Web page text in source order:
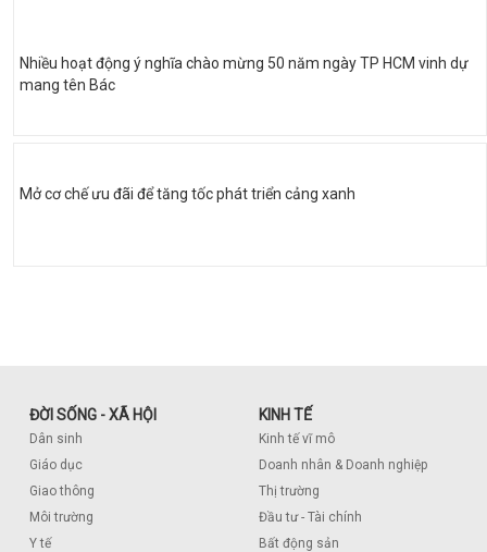
Nhiều hoạt động ý nghĩa chào mừng 50 năm ngày TP HCM vinh dự
mang tên Bác
Mở cơ chế ưu đãi để tăng tốc phát triển cảng xanh
ĐỜI SỐNG - XÃ HỘI
Dân sinh
Giáo dục
Giao thông
Môi trường
Y tế
KINH TẾ
Kinh tế vĩ mô
Doanh nhân & Doanh nghiệp
Thị trường
Đầu tư - Tài chính
Bất động sản